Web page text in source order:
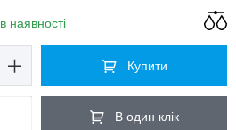
в наявності
Купити
В один клік